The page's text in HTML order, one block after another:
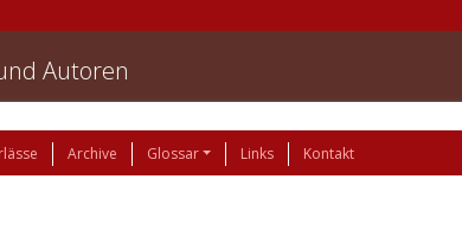
Autoren
Archive Glossar Links Kontakt